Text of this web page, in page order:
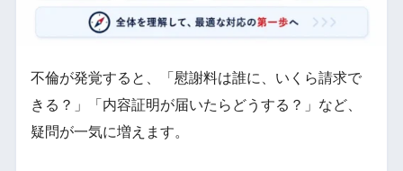
不倫が発覚すると、「慰謝料は誰に、いくら請求で
きる？」「内容証明が届いたらどうする？」など、
疑問が一気に増えます。